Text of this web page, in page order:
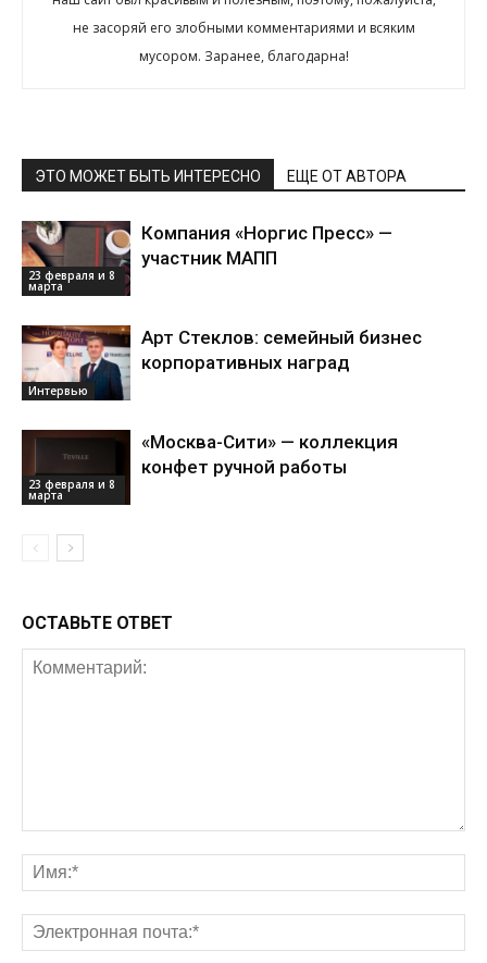
не засоряй его злобными комментариями и всяким
мусором. Заранее, благодарна!
ЭТО МОЖЕТ БЫТЬ ИНТЕРЕСНО ЕЩЕ ОТ АВТОРА
23 февраля и 8
марта
Компания «Норгис Пресс» —
участник МАПП
Интервью
Арт Стеклов: семейный бизнес
корпоративных наград
23 февраля и 8
марта
«Москва-Сити» — коллекция
конфет ручной работы
ОСТАВЬТЕ ОТВЕТ